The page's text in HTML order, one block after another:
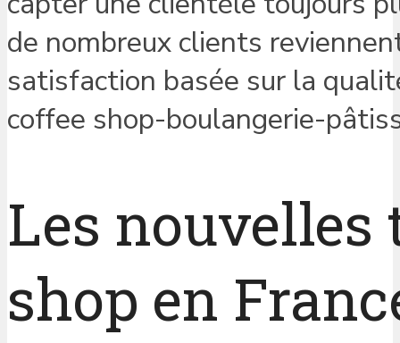
de nombreux clients
satisfaction basée sur la
coffee shop-boulangerie-
Les nouvelles
shop en